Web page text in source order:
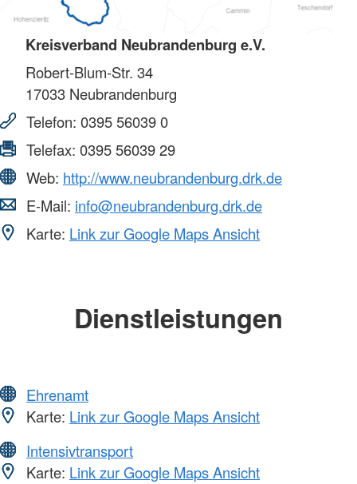
Kreisverband Neubrandenburg e.V.
Robert-Blum-Str. 34
17033 Neubrandenburg
Telefon: 0395 56039 0
Telefax: 0395 56039 29
Web: http://www.neubrandenburg.drk.de
E-Mail: info@neubrandenburg.drk.de
Karte: Link zur Google Maps Ansicht
Dienstleistungen
Ehrenamt
Karte: Link zur Google Maps Ansicht
Intensivtransport
Karte: Link zur Google Maps Ansicht